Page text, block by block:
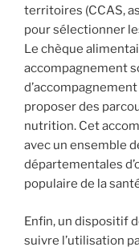
territoires (CCAS,
pour sélectionner
Le chèque
accompagnement
proposer des
nutrition. Cet
avec un ensemble
départementales
populaire de la
Enfin, un dispositif
suivre l’utilisation